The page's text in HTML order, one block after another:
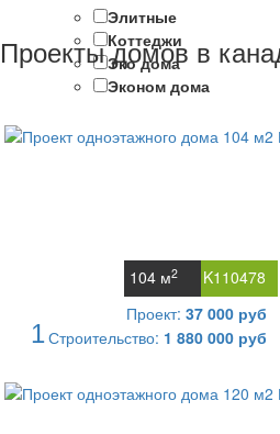
Элитные
Коттеджи
Эко дома
Эконом дома
Проекты домов в
K110478
104 м2
1
Проект: 37 000 руб
Строительство: 1 880 000 руб